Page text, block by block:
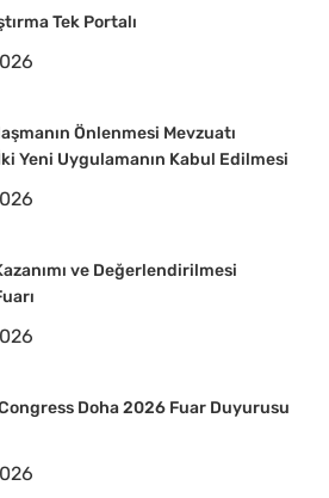
Tek Portalı
Önlenmesi Mevzuatı
Yeni Uygulamanın Kabul Edilmesi
ve Değerlendirilmesi
Doha 2026 Fuar Duyurusu